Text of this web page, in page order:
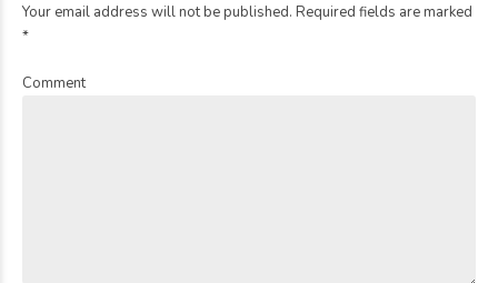
Your email address will not be published. Required fields are marked
*
Comment